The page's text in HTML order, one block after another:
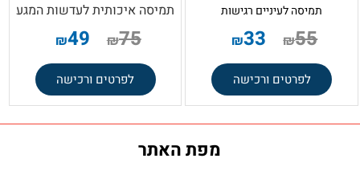
תמיסהלעיניים רגישות
₪55
₪33
לפרטים ורכישה
תמיסה איכותית לעדשות המגע
₪75
₪49
לפרטים ורכישה
מפת האתר